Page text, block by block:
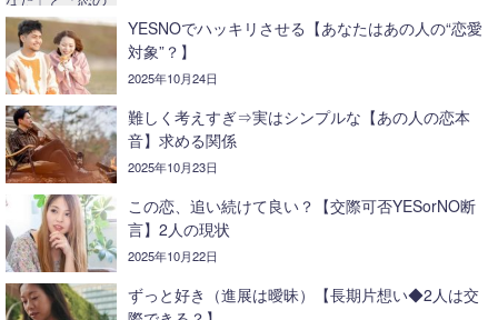
YESNOでハッキリさせる【あなたはあの人の“恋愛
対象”？】
2025年10月24日
難しく考えすぎ⇒実はシンプルな【あの人の恋本
音】求める関係
2025年10月23日
この恋、追い続けて良い？【交際可否YESorNO断
言】2人の現状
2025年10月22日
ずっと好き（進展は曖昧）【長期片想い◆2人は交